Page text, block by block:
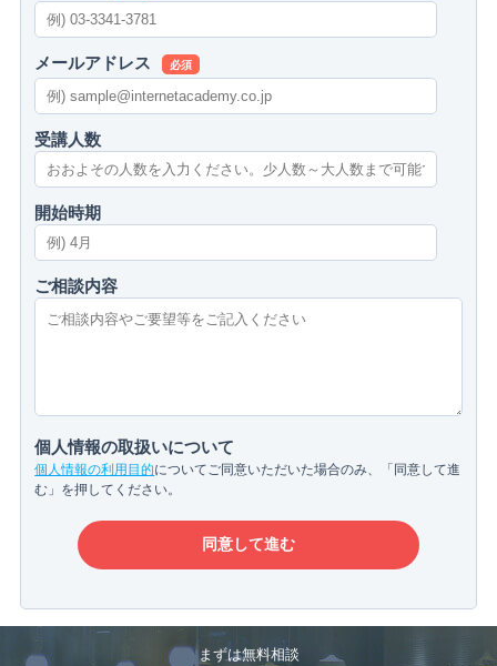
メールアドレス 必須
受講人数
開始時期
ご相談内容
個人情報の取扱いについて
個人情報の利用目的についてご同意いただいた場合のみ、「同意して進
む」を押してください。
まずは無料相談